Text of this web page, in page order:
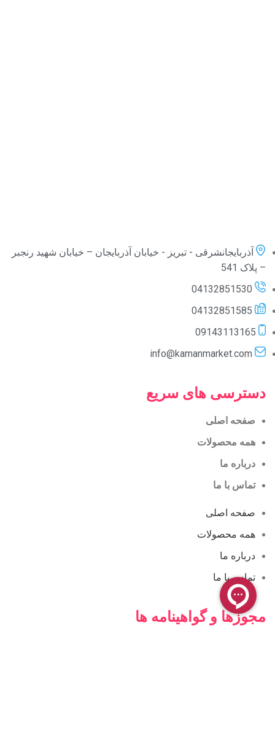
آذربایجانشرقی - تبریز - خیابان آذربایجان – خیابان شهید رنجبر
– پلاک 541
04132851530
04132851585
09143113165
info@kamanmarket.com
دسترسی های سریع
صفحه اصلی
همه محصولات
درباره ما
تماس با ما
صفحه اصلی
همه محصولات
درباره ما
تماس با ما
مجوزها و گواهینامه ها